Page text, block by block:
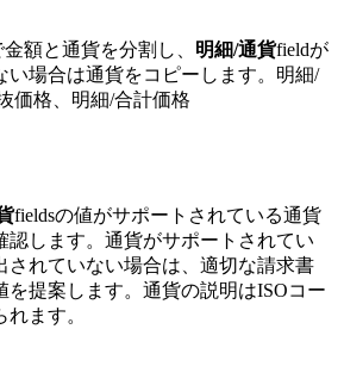
額と通貨を分割し、 明細/通貨fieldが
い場合は通貨をコピーします。明細/
価格、明細/合計価格
fieldsの値がサポートされている通貨
認します。通貨がサポートされてい
されていない場合は、適切な請求書
を提案します。通貨の説明はISOコー
れます。